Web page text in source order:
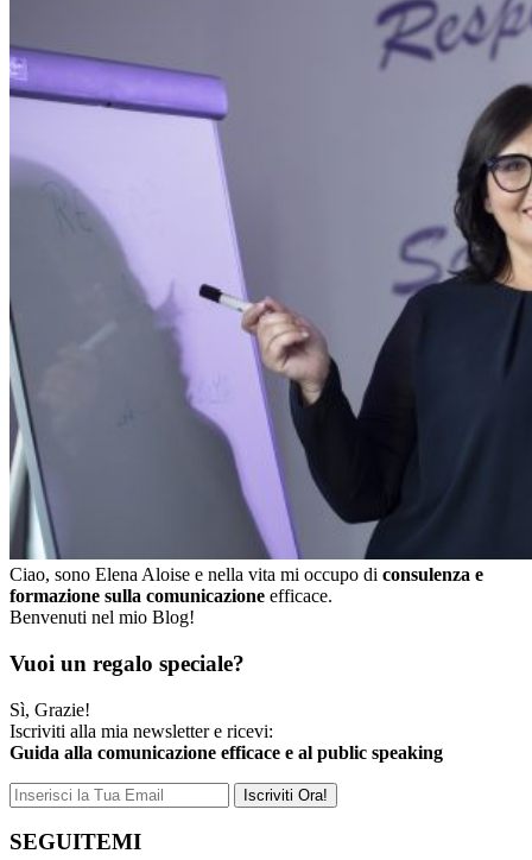
Ciao, sono Elena Aloise e nella vita mi occupo di consulenza e
formazione sulla comunicazione efficace.
Benvenuti nel mio Blog!
Vuoi un regalo speciale?
Sì, Grazie!
Iscriviti alla mia newsletter e ricevi:
Guida alla comunicazione efficace e al public speaking
SEGUITEMI